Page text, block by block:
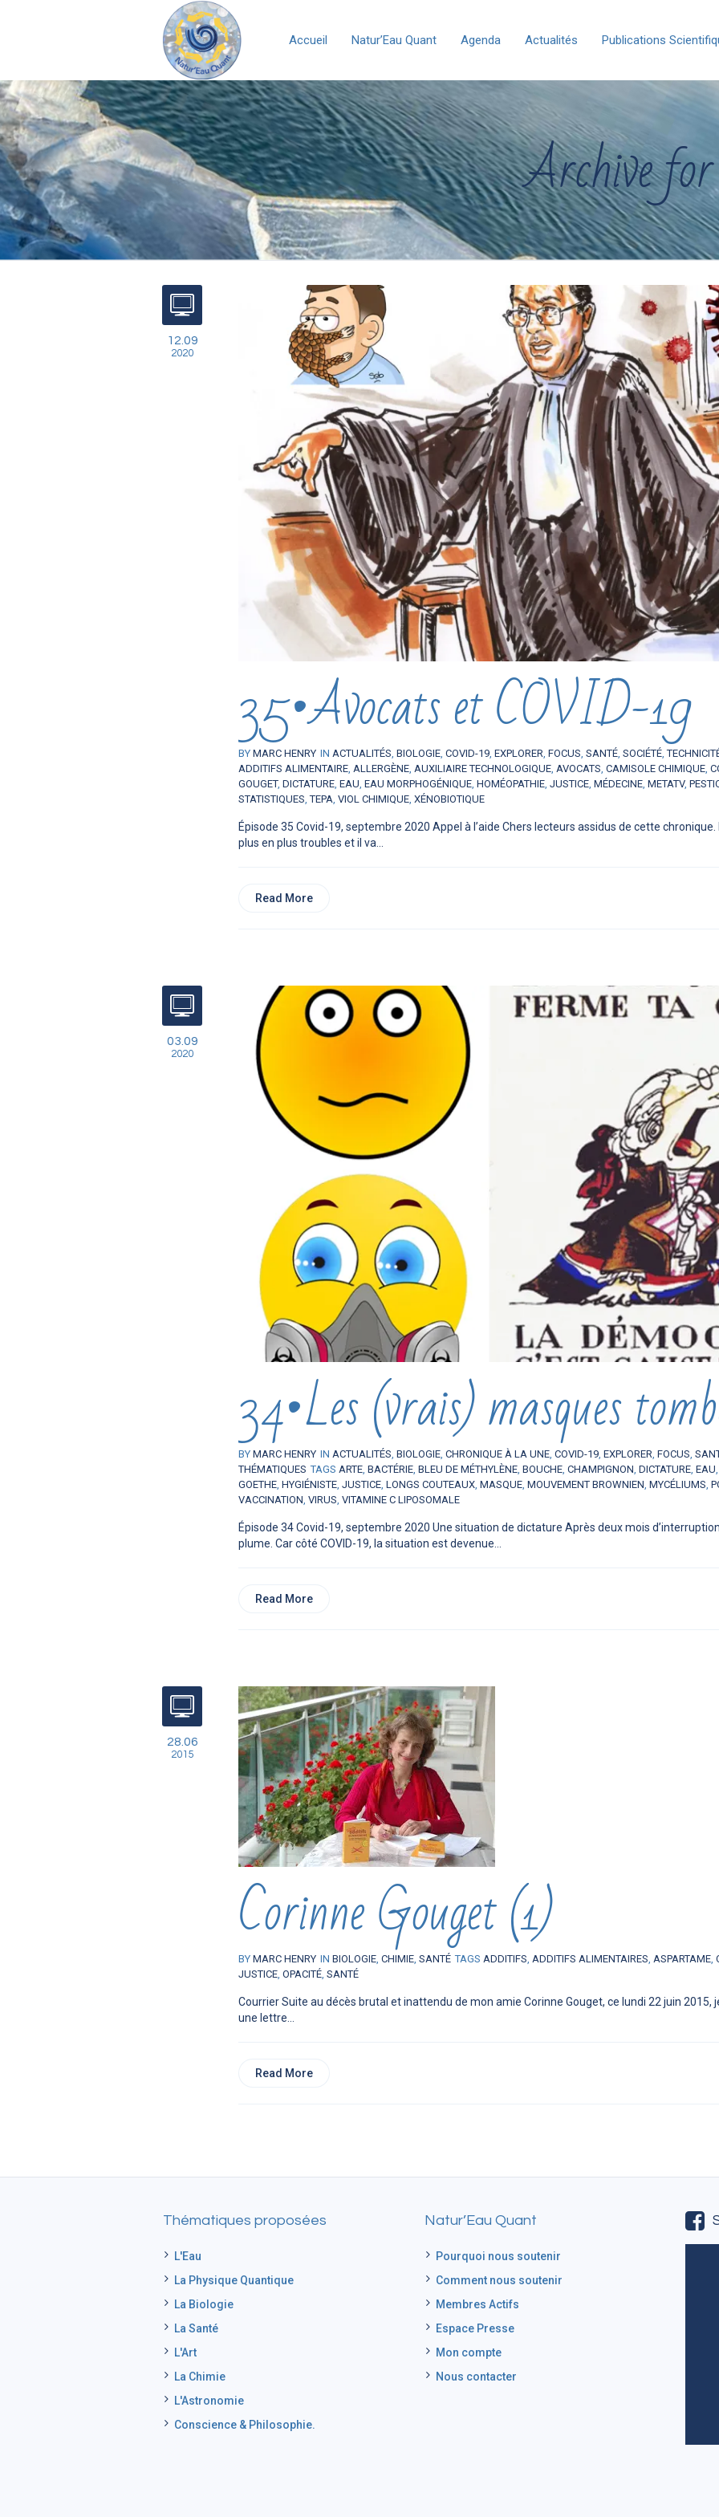
Accueil Natur’Eau Quant Agenda Actualités Publications
Archive
12.09
2020
35•Avocats et COVID-19
BY MARC HENRY IN ACTUALITÉS, BIOLOGIE, COVID-19, EXPLORER, FOCUS, SANTÉ, SOCIÉTÉ,
ADDITIFS ALIMENTAIRE, ALLERGÈNE, AUXILIAIRE TECHNOLOGIQUE, AVOCATS, CAMISOLE CHIMIQUE,
GOUGET, DICTATURE, EAU, EAU MORPHOGÉNIQUE, HOMÉOPATHIE, JUSTICE, MÉDECINE, METATV,
STATISTIQUES,TEPA, VIOL CHIMIQUE, XÉNOBIOTIQUE
Épisode 35 Covid-19, septembre 2020 Appel à l’aide Chers lecteurs assidus de cette
plus en plus troubles et il va...
Read More
03.09
2020
34•Les (vrais) masques
BY MARC HENRY IN ACTUALITÉS, BIOLOGIE, CHRONIQUE À LA UNE, COVID-19, EXPLORER, FOCUS,
THÉMATIQUES TAGS ARTE, BACTÉRIE, BLEU DE MÉTHYLÈNE, BOUCHE, CHAMPIGNON, DICTATURE, EAU
GOETHE, HYGIÉNISTE, JUSTICE, LONGS COUTEAUX, MASQUE, MOUVEMENT BROWNIEN, MYCÉLIUMS,
VACCINATION, VIRUS, VITAMINE C LIPOSOMALE
Épisode 34 Covid-19, septembre 2020 Une situation de dictature Après deux mois
plume. Car côté COVID-19, la situation est devenue...
Read More
28.06
2015
Corinne Gouget (1)
BY MARC HENRY IN BIOLOGIE, CHIMIE, SANTÉ TAGS ADDITIFS, ADDITIFS ALIMENTAIRES, ASPARTAME,
JUSTICE, OPACITÉ, SANTÉ
Courrier Suite au décès brutal et inattendu de mon amie Corinne Gouget, ce lundi 22 juin 2015,
une lettre...
Read More
Thématiques proposées
L'Eau
La Physique Quantique
La Biologie
La Santé
L'Art
La Chimie
L'Astronomie
Conscience & Philosophie.
Natur’Eau Quant
Pourquoi nous soutenir
Comment nous soutenir
Membres Actifs
Espace Presse
Mon compte
Nous contacter